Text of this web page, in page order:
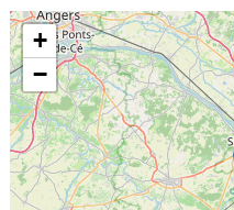
+
−